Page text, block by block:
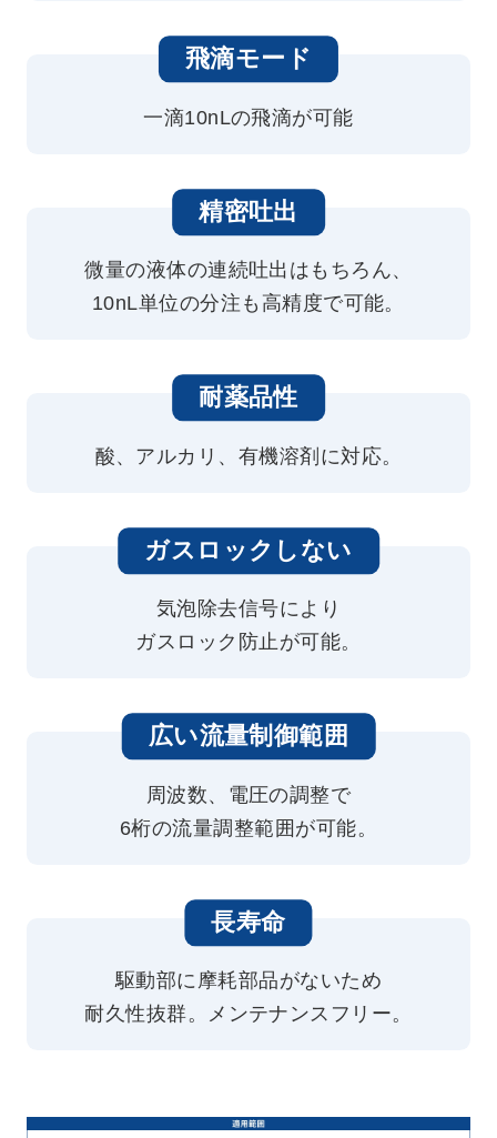
飛滴モード
一滴10nLの飛滴が可能
精密吐出
微量の液体の連続吐出はもちろん、
10nL単位の分注も高精度で可能。
耐薬品性
酸、アルカリ、有機溶剤に対応。
ガスロックしない
気泡除去信号により
ガスロック防止が可能。
広い流量制御範囲
周波数、電圧の調整で
6桁の流量調整範囲が可能。
長寿命
駆動部に摩耗部品がないため
耐久性抜群。メンテナンスフリー。